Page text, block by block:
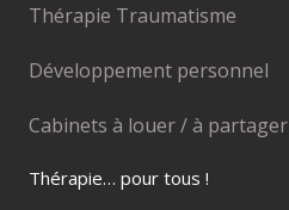
Thérapie Traumatisme
Développement personnel
Cabinets à louer / à partager
Thérapie… pour tous !